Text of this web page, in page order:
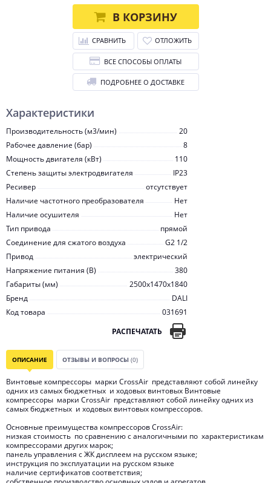
Характеристики
Производительность (м3/мин)
20
Рабочее давление (бар)
8
Мощность двигателя (кВт)
110
Степень защиты электродвигателя
IP23
Ресивер
отсутствует
Наличие частотного преобразователя
Нет
Наличие осушителя
Нет
Тип привода
прямой
Соединение для сжатого воздуха
G2 1/2
Привод
электрический
Напряжение питания (В)
380
Габариты (мм)
2500x1470x1840
Бренд
DALI
Код товара
031691
РАСПЕЧАТАТЬ
В КОРЗИНУ
СРАВНИТЬ ОТЛОЖИТЬ
ВСЕ СПОСОБЫ ОПЛАТЫ
ПОДРОБНЕЕ О ДОСТАВКЕ
ОПИСАНИЕ ОТЗЫВЫ И ВОПРОСЫ (0)
Винтовые компрессоры марки CrossAir представляют собой линейку
одних из самых бюджетных и ходовых винтовых Винтовые
компрессоры марки CrossAir представляют собой линейку одних из
самых бюджетных и ходовых винтовых компрессоров.
Основные преимущества компрессоров CrossAir:
низкая стоимость по сравнению с аналогичными по характеристикам
компрессорами других марок;
панель управления с ЖК дисплеем на русском языке;
инструкция по эксплуатации на русском языке
наличие сертификатов соответствия;